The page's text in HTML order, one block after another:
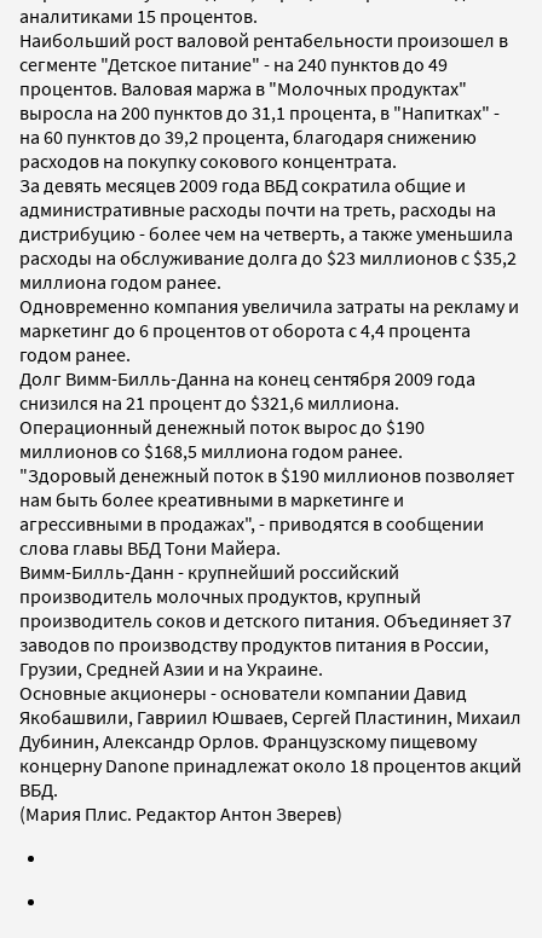
аналитиками 15 процентов.
Наибольший рост валовой рентабельности произошел в
сегменте "Детское питание" - на 240 пунктов до 49
процентов. Валовая маржа в "Молочных продуктах"
выросла на 200 пунктов до 31,1 процента, в "Напитках" -
на 60 пунктов до 39,2 процента, благодаря снижению
расходов на покупку сокового концентрата.
За девять месяцев 2009 года ВБД сократила общие и
административные расходы почти на треть, расходы на
дистрибуцию - более чем на четверть, а также уменьшила
расходы на обслуживание долга до $23 миллионов с $35,2
миллиона годом ранее.
Одновременно компания увеличила затраты на рекламу и
маркетинг до 6 процентов от оборота с 4,4 процента
годом ранее.
Долг Вимм-Билль-Данна на конец сентября 2009 года
снизился на 21 процент до $321,6 миллиона.
Операционный денежный поток вырос до $190
миллионов со $168,5 миллиона годом ранее.
"Здоровый денежный поток в $190 миллионов позволяет
нам быть более креативными в маркетинге и
агрессивными в продажах", - приводятся в сообщении
слова главы ВБД Тони Майера.
Вимм-Билль-Данн - крупнейший российский
производитель молочных продуктов, крупный
производитель соков и детского питания. Объединяет 37
заводов по производству продуктов питания в России,
Грузии, Средней Азии и на Украине.
Основные акционеры - основатели компании Давид
Якобашвили, Гавриил Юшваев, Сергей Пластинин, Михаил
Дубинин, Александр Орлов. Французскому пищевому
концерну Danone принадлежат около 18 процентов акций
ВБД.
(Мария Плис. Редактор Антон Зверев)